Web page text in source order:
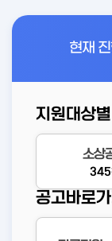
현재
지원대상별
소상
345
공고바로가